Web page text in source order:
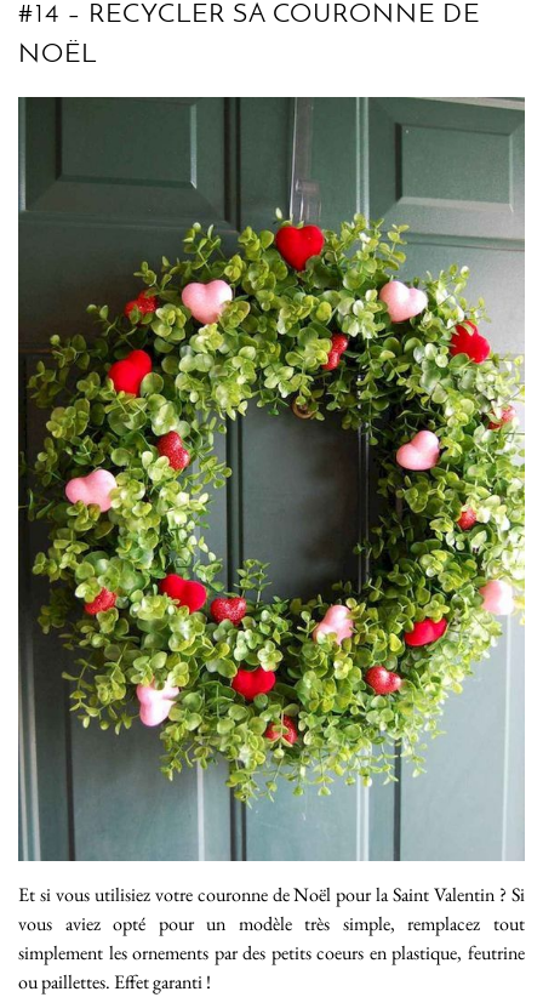
#14 – RECYCLER SA COURONNE DE
NOËL
Et si vous utilisiez votre couronne de Noël pour la Saint Valentin ? Si
vous aviez opté pour un modèle très simple, remplacez tout
simplement les ornements par des petits coeurs en plastique, feutrine
ou paillettes. Effet garanti !